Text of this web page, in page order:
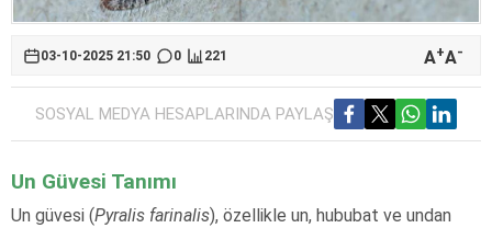
03-10-2025 21:50 0 221 A+A-
SOSYAL MEDYA HESAPLARINDA PAYLAŞ
Un Güvesi Tanımı
Un güvesi (Pyralis farinalis), özellikle un, hububat ve undan